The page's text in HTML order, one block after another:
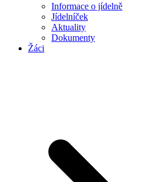
Informace o jídelně
Jídelníček
Aktuality
Dokumenty
Žáci